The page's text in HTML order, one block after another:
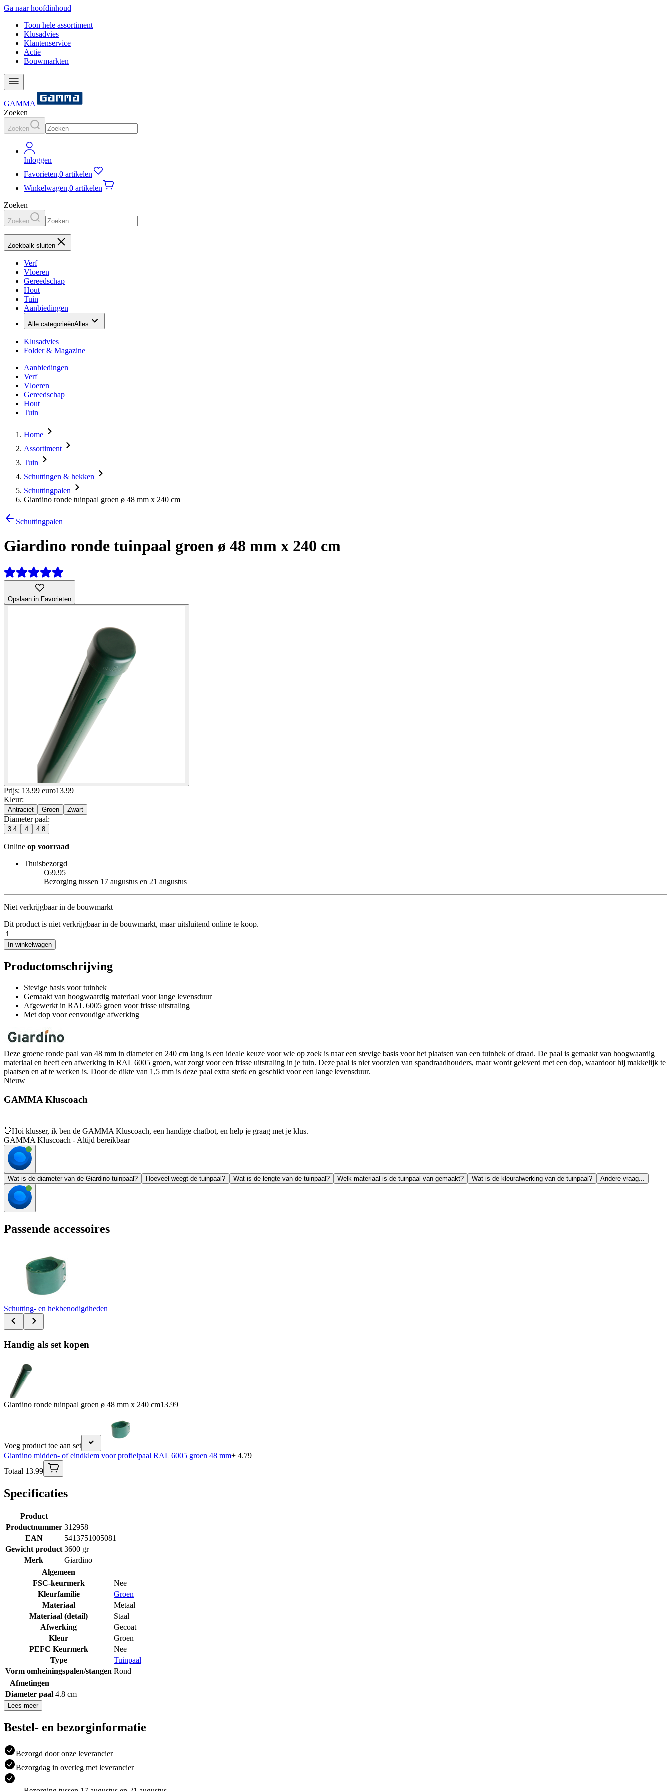
Ga naar hoofdinhoud
Toon hele assortiment
Klusadvies
Klantenservice
Actie
Bouwmarkten
GAMMA
Zoeken
Zoeken
Inloggen
Favorieten,0 artikelen
Winkelwagen,0 artikelen
Zoeken
Zoeken
Zoekbalk sluiten
Verf
Vloeren
Gereedschap
Hout
Tuin
Aanbiedingen
Alle categorieënAlles
Klusadvies
Folder & Magazine
Aanbiedingen
Verf
Vloeren
Gereedschap
Hout
Tuin
Home
Assortiment
Tuin
Schuttingen & hekken
Schuttingpalen
Giardino ronde tuinpaal groen ø 48 mm x 240 cm
Schuttingpalen
Giardino ronde tuinpaal groen ø 48 mm x 240 cm
Opslaan in Favorieten
Prijs: 13.99 euro13.99
Kleur:
Antraciet Groen Zwart
Diameter paal:
3.4 4 4.8
Online op voorraad
Thuisbezorgd
€69.95
Bezorging tussen 17 augustus en 21 augustus
Niet verkrijgbaar in de bouwmarkt
Dit product is niet verkrijgbaar in de bouwmarkt, maar uitsluitend online te koop.
In winkelwagen
Productomschrijving
Stevige basis voor tuinhek
Gemaakt van hoogwaardig materiaal voor lange levensduur
Afgewerkt in RAL 6005 groen voor frisse uitstraling
Met dop voor eenvoudige afwerking
Deze groene ronde paal van 48 mm in diameter en 240 cm lang is een ideale keuze voor wie op zoek is naar een stevige basis voor het plaatsen van een tuinhek of draad. De paal is gemaakt van hoogwaardig
materiaal en heeft een afwerking in RAL 6005 groen, wat zorgt voor een frisse uitstraling in je tuin. Deze paal is niet voorzien van spandraadhouders, maar wordt geleverd met een dop, waardoor hij makkelijk te
plaatsen en af te werken is. Door de dikte van 1,5 mm is deze paal extra sterk en geschikt voor een lange levensduur.
Nieuw
GAMMA Kluscoach
👋Hoi klusser, ik ben de GAMMA Kluscoach, een handige chatbot, en help je graag met je klus.
GAMMA Kluscoach - Altijd bereikbaar
Wat is de diameter van de Giardino tuinpaal? Hoeveel weegt de tuinpaal? Wat is de lengte van de tuinpaal? Welk materiaal is de tuinpaal van gemaakt? Wat is de kleurafwerking van de tuinpaal? Andere vraag...
Passende accessoires
Schutting- en hekbenodigdheden
Handig als set kopen
Giardino ronde tuinpaal groen ø 48 mm x 240 cm13.99
Voeg product toe aan set
Giardino midden- of eindklem voor profielpaal RAL 6005 groen 48 mm+ 4.79
Totaal 13.99
Specificaties
Product
Productnummer 312958
EAN
5413751005081
Gewicht product 3600 gr
Merk
Giardino
Algemeen
FSC-keurmerk
Nee
Kleurfamilie
Groen
Materiaal
Metaal
Materiaal (detail)
Staal
Afwerking
Gecoat
Kleur
Groen
PEFC Keurmerk
Nee
Type
Tuinpaal
Vorm omheiningspalen/stangen Rond
Afmetingen
Diameter paal 4.8 cm
Lees meer
Bestel- en bezorginformatie
Bezorgd door onze leverancier
Bezorgdag in overleg met leverancier